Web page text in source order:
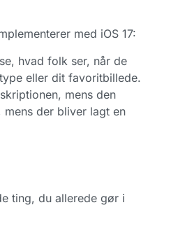
med iOS 17:
hvad folk ser, når de
eller dit favoritbillede.
mens den
der bliver lagt en
ting, du allerede gør i